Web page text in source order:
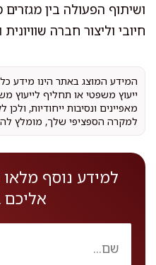
ושיתוף הפעולה בין מגזרים
חיובי וליצור חברה
המידע המוצג באתר הינו מידע
ייעוץ משפטי או תחליף לייעוץ
מאפיינים ונסיבות ייחודיות,
למקרה הספציפי שלך, מומלץ
למידע נוסף